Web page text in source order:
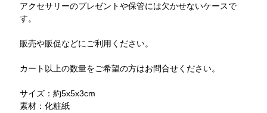
アクセサリーのプレゼントや保管には欠かせないケースで
す。
販売や販促などにご利用ください。
カート以上の数量をご希望の方はお問合せください。
サイズ：約5x5x3cm
素材：化粧紙